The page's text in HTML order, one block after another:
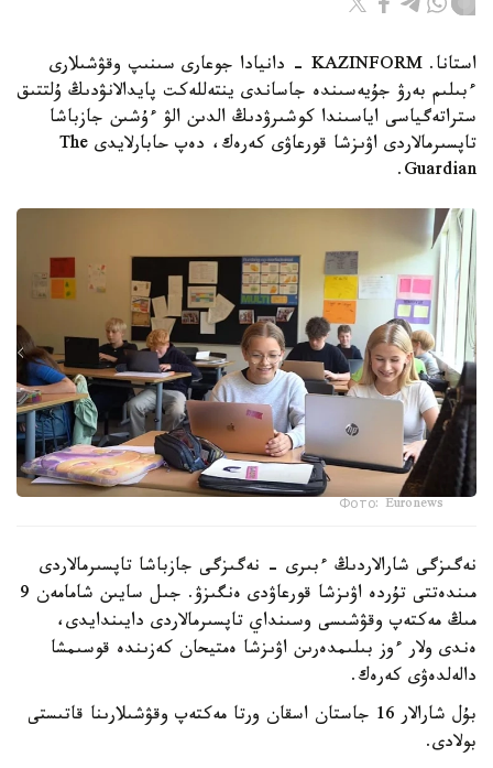
استانا. KAZINFORM - دانيادا جوعارى سىنىپ وقۋشىلارى
ءبىلىم بەرۋ جۇيەسىندە جاساندى ينتەللەكت پايدالانۋدىڭ ۇلتتىق
ستراتەگياسى اياسىندا كوشىرۋدىڭ الدىن الۋ ءۇشىن جازباشا
تاپسىرمالاردى اۋىزشا قورعاۋى كەرەك، دەپ حابارلايدى The
Guardian.
Фото: Euronews
نەگىزگى شارالاردىڭ ءبىرى - نەگىزگى جازباشا تاپسىرمالاردى
مىندەتتى تۇردە اۋىزشا قورعاۋدى ەنگىزۋ. جىل سايىن شامامەن 9
مىڭ مەكتەپ وقۋشىسى وسىنداي تاپسىرمالاردى دايىندايدى،
ەندى ولار ءوز بىلىمدەرىن اۋىزشا ەمتيحان كەزىندە قوسىمشا
دالەلدەۋى كەرەك.
بۇل شارالار 16 جاستان اسقان ورتا مەكتەپ وقۋشىلارىنا قاتىستى
بولادى.